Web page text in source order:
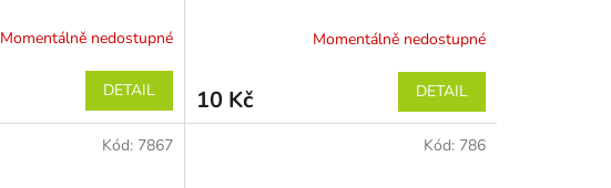
Momentálně nedostupné
DETAIL
Momentálně nedostupné
10 Kč DETAIL
Kód: 7867 Kód: 786